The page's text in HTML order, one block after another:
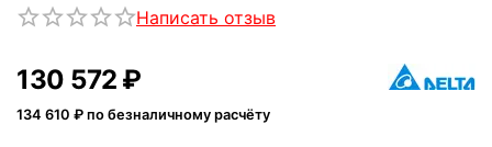
Написать отзыв
130 572 ₽
134 610 ₽ по безналичному расчёту